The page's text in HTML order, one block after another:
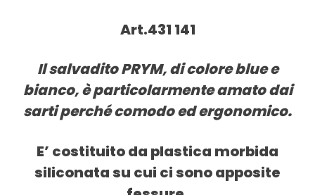
Art.431 141
Il salvadito PRYM, di colore blue e
bianco, è particolarmente amato dai
sarti perché comodo ed ergonomico.
E’ costituito da plastica morbida
siliconata su cui ci sono apposite